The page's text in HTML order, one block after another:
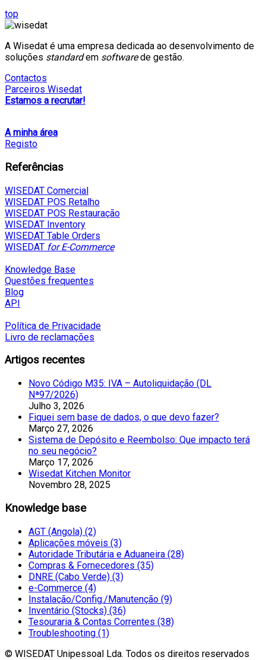
top
A Wisedat é uma empresa dedicada ao desenvolvimento de
soluções standardem softwarede gestão.
Contactos
Parceiros Wisedat
Estamos a recrutar!
A minha área
Registo
Referências
WISEDAT Comercial
WISEDAT POS Retalho
WISEDAT POS Restauração
WISEDAT Inventory
WISEDAT Table Orders
WISEDAT for E-Commerce
Knowledge Base
Questões frequentes
Blog
API
Política de Privacidade
Livro de reclamações
Artigos recentes
Novo Código M35: IVA – Autoliquidação (DL
Nª97/2026)
Julho 3, 2026
Fiquei sem base de dados, o que devo fazer?
Março 27, 2026
Sistema de Depósito e Reembolso: Que impacto terá
no seu negócio?
Março 17, 2026
Wisedat Kitchen Monitor
Novembro 28, 2025
Knowledge base
AGT (Angola) (2)
Aplicações móveis (3)
Autoridade Tributária e Aduaneira (28)
Compras & Fornecedores (35)
DNRE (Cabo Verde) (3)
e-Commerce (4)
Instalação/Config./Manutenção (9)
Inventário (Stocks) (36)
Tesouraria & Contas Correntes (38)
Troubleshooting (1)
© WISEDAT Unipessoal Lda. Todos os direitos reservados